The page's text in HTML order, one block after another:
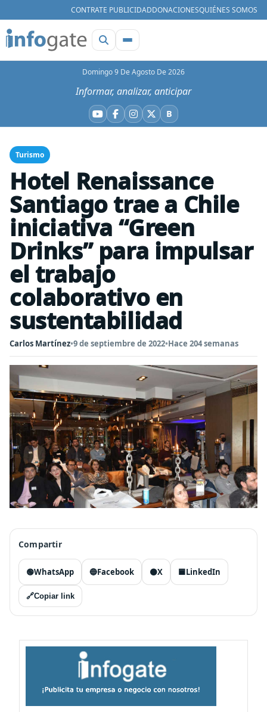
CONTRATE PUBLICIDADDONACIONESQUIÉNES SOMOS
Domingo 9 De Agosto De 2026
Informar, analizar, anticipar
YouTube
Facebook
Instagram
X BBluesky
Turismo
Hotel Renaissance
Santiago trae a Chile
iniciativa “Green
Drinks” para impulsar
el trabajo
colaborativo en
sustentabilidad
Carlos Martínez•9 de septiembre de 2022•Hace 204 semanas
Compartir
🟢WhatsApp 🔵Facebook ⚫X 🟦LinkedIn
🔗Copiar link